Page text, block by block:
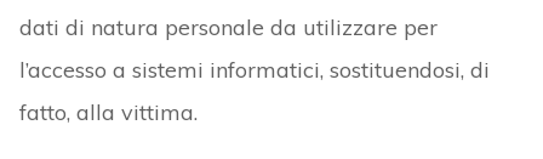
dati di natura personale da utilizzare per
l’accesso a sistemi informatici, sostituendosi, di
fatto, alla vittima.